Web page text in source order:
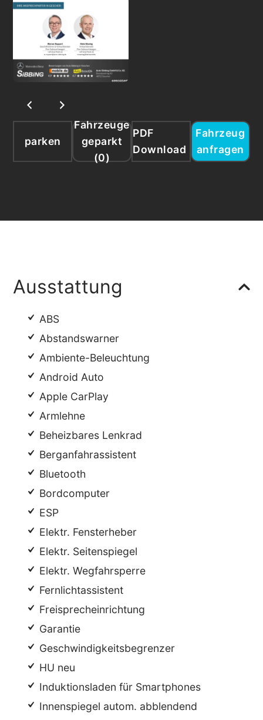
parken
Fahrzeuge
geparkt
(0)
PDF
Download
Fahrzeug
anfragen
Ausstattung
ABS
Abstandswarner
Ambiente-Beleuchtung
Android Auto
Apple CarPlay
Armlehne
Beheizbares Lenkrad
Berganfahrassistent
Bluetooth
Bordcomputer
ESP
Elektr. Fensterheber
Elektr. Seitenspiegel
Elektr. Wegfahrsperre
Fernlichtassistent
Freisprecheinrichtung
Garantie
Geschwindigkeitsbegrenzer
HU neu
Induktionsladen für Smartphones
Innenspiegel autom. abblendend